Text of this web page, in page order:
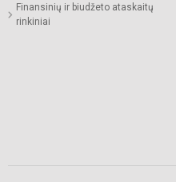
Finansinių ir biudžeto ataskaitų
rinkiniai